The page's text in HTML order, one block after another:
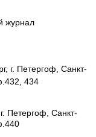
журнал
г. Петергоф, Санкт-
434
Петергоф, Санкт-